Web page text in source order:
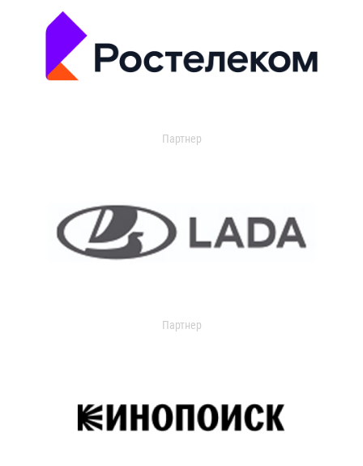
Партнер
Партнер